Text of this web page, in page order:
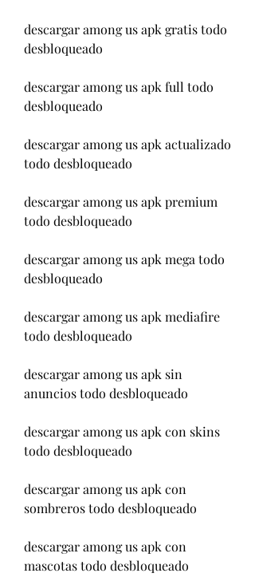
descargar among us apk gratis todo
desbloqueado
descargar among us apk full todo
desbloqueado
descargar among us apk actualizado
todo desbloqueado
descargar among us apk premium
todo desbloqueado
descargar among us apk mega todo
desbloqueado
descargar among us apk mediafire
todo desbloqueado
descargar among us apk sin
anuncios todo desbloqueado
descargar among us apk con skins
todo desbloqueado
descargar among us apk con
sombreros todo desbloqueado
descargar among us apk con
mascotas todo desbloqueado